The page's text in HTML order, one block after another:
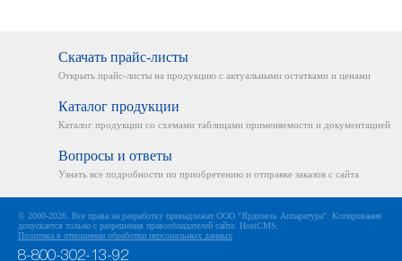
Скачать прайс-листы
Открыть прайс-листы на продукцию с актуальными остатками и ценами
Каталог продукции
Каталог продукции со схемами таблицами применяемости и документацией
Вопросы и ответы
Узнать все подробности по приобретению и отправке заказов с сайта
© 2000-2026. Все права на разработку принадлежат ООО "Ярдизель Аппаратура". Копирование
допускается только с разрешения правообладателей сайта. HostCMS
Политика в отношении обработки персональных данных
8-800-302-13-92